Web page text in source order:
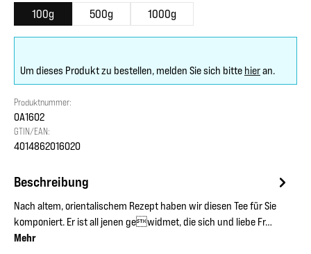
100g 500g 1000g
Um dieses Produkt zu bestellen, melden Sie sich bitte hieran.
Produktnummer:
OA1602
GTIN/EAN:
4014862016020
Beschreibung
Nach altem, orientalischem Rezept haben wir diesen Tee für Sie
komponiert. Er ist all jenen gewidmet, die sich und liebe Fr…
Mehr